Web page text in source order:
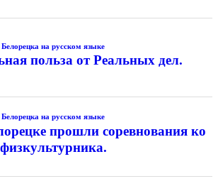
на русском языке
польза от Реальных дел.
на русском языке
прошли соревнования ко